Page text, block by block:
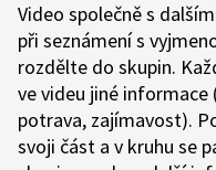
Video společně s
při seznámení s
rozdělte do skupin.
ve videu jiné informace
potrava, zajímavost).
svoji část a v kruhu se